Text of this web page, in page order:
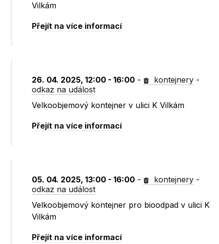
Vilkám
Přejít na více informací
26. 04. 2025, 12:00 - 16:00 - kontejnery -
odkaz na událost
Velkoobjemový kontejner v ulici K Vilkám
Přejít na více informací
05. 04. 2025, 13:00 - 16:00 - kontejnery -
odkaz na událost
Velkoobjemový kontejner pro bioodpad v ulici K
Vilkám
Přejít na více informací